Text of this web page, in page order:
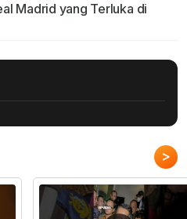
Madrid yang Terluka di
>